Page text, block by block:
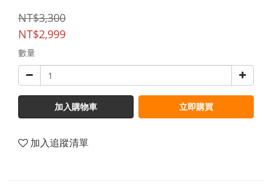
NT$3,300
NT$2,999
數量
加入購物車 立即購買
加入追蹤清單